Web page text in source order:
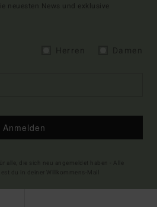
neuesten News und exklusive
Anmelden